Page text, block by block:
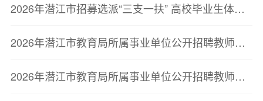
2026年潜江市招募选派“三支一扶” 高校毕业生体检通知
2026年潜江市教育局所属事业单位公开招聘教师体检通知
2026年潜江市教育局所属事业单位公开招聘教师总成绩发布